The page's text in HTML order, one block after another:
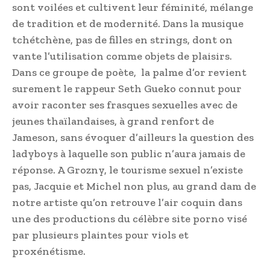
sont voilées et cultivent leur féminité, mélange
de tradition et de modernité. Dans la musique
tchétchène, pas de filles en strings, dont on
vante l’utilisation comme objets de plaisirs.
Dans ce groupe de poète, la palme d’or revient
surement le rappeur Seth Gueko connut pour
avoir raconter ses frasques sexuelles avec de
jeunes thaïlandaises, à grand renfort de
Jameson, sans évoquer d’ailleurs la question des
ladyboys à laquelle son public n’aura jamais de
réponse. A Grozny, le tourisme sexuel n’existe
pas, Jacquie et Michel non plus, au grand dam de
notre artiste qu’on retrouve l’air coquin dans
une des productions du célèbre site porno visé
par plusieurs plaintes pour viols et
proxénétisme.